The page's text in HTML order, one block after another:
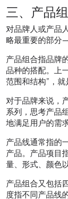
三、产品
对品牌人或产品
略最重要的部分
产品组合指品牌
品种的搭配。上
范围和结构”，就
对于品牌来说，
系列，思考产品
地满足用户的需求
产品线通常指的
产品。产品项目
量、形式、颜色
产品组合又包括
度指不同产品线